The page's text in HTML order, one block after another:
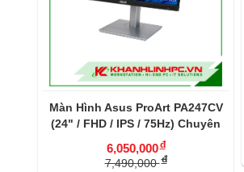
Màn Hình Asus ProArt PA247CV
(24" / FHD / IPS / 75Hz) Chuyên
6,050,000đ
7,490,000đ